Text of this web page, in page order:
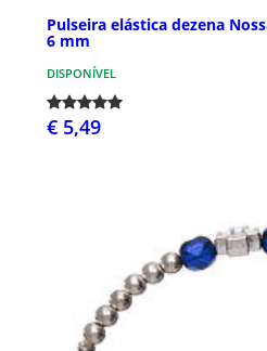
Pulseira elástica dezena
6 mm
DISPONÍVEL
€ 5,49